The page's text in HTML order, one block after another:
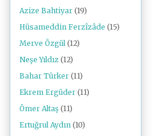
Azize Bahtiyar (19)
Hüsameddin Ferzîzâde (15)
Merve Özgül (12)
Neşe Yıldız (12)
Bahar Türker (11)
Ekrem Ergüder (11)
Ömer Altaş (11)
Ertuğrul Aydın (10)